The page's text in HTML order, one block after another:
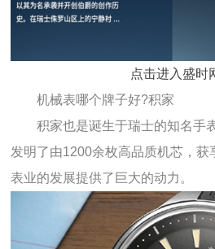
点击进入盛
机械表哪个牌子好?积家
积家也是诞生于瑞士的知名手
发明了由1200余枚高品质机芯，
表业的发展提供了巨大的动力。